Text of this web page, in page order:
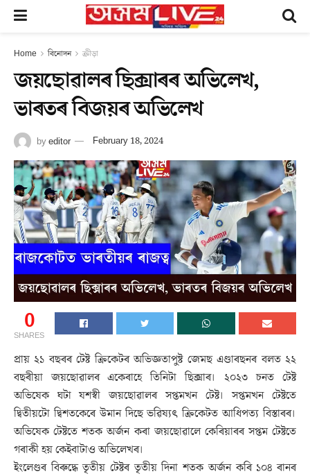
Home বিনোদন ক্ৰীড়া
জয়ছোৱালৰ ছিক্সাৰৰ অভিলেখ,
ভাৰতৰ বিজয়ৰ অভিলেখ
byeditor February 18, 2024
0
SHARES
প্ৰায় ২১ বছৰৰ টেষ্ট ক্ৰিকেটৰ অভিজ্ঞতাপুষ্ট জেমছ এণ্ডাৰছনৰ বলত ২২
বছৰীয়া জয়ছোৱালৰ একেৰাহে তিনিটা ছিক্সাৰ। ২০২৩ চনত টেষ্ট
অভিষেক ঘটা যশস্বী জয়ছোৱালৰ সপ্তমখন টেষ্ট। সপ্তমখন টেষ্টতে
দ্বিতীয়টো দ্বিশতকেৰে উমান দিছে ভৱিষ্যৎ ক্ৰিকেটত আধিপত্য বিস্তাৰৰ।
অভিষেক টেষ্টতে শতক অৰ্জন কৰা জয়ছোৱালে কেৰিয়াৰৰ সপ্তম টেষ্টতে
গৰাকী হয় কেইবাটাও অভিলেখৰ।
ইংলেণ্ডৰ বিৰুদ্ধে তৃতীয় টেষ্টৰ তৃতীয় দিনা শতক অৰ্জন কৰি ১০৪ ৰানৰ